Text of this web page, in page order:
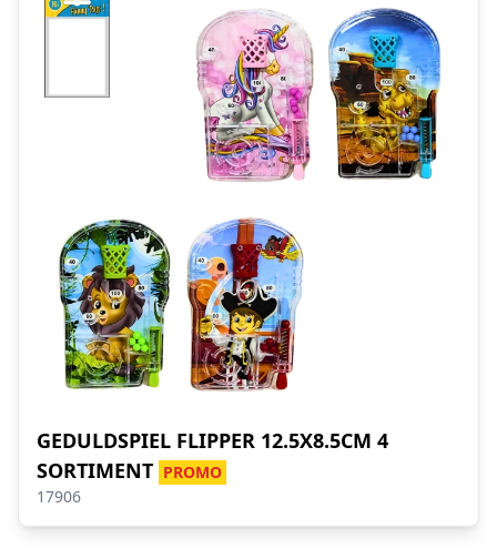
GEDULDSPIEL FLIPPER 12.5X8.5CM 4
SORTIMENT PROMO
17906